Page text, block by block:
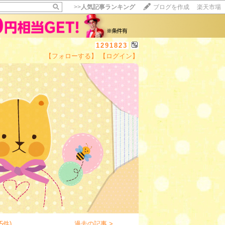
>>人気記事ランキング ブログを作成 楽天市場
1291823
【フォローする】
【ログイン】
15記事にいいね！で1ポイント
10秒滞在
いいね!